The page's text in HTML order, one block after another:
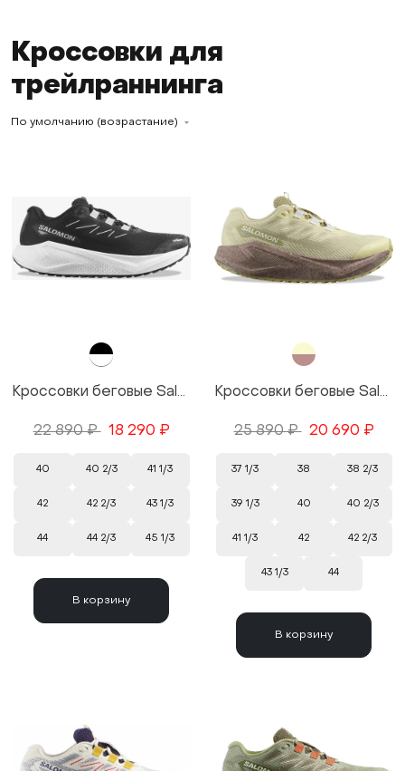
Кроссовки для
трейлраннинга
По умолчанию (возрастание)
Кроссовки беговые Salomon Aero Blaze 3 GRVL цвет Black/Черный
22 890 ₽ 18 290 ₽
40 40 2/3 41 1/3
42 42 2/3 43 1/3
44 44 2/3 45 1/3
В корзину
Кроссовки беговые Salomon Aero Blaze 3 GRVL GTX W цвет Gold/Желтый
25 890 ₽ 20 690 ₽
37 1/3 38 38 2/3
39 1/3 40 40 2/3
41 1/3 42 42 2/3
43 1/3 44
В корзину